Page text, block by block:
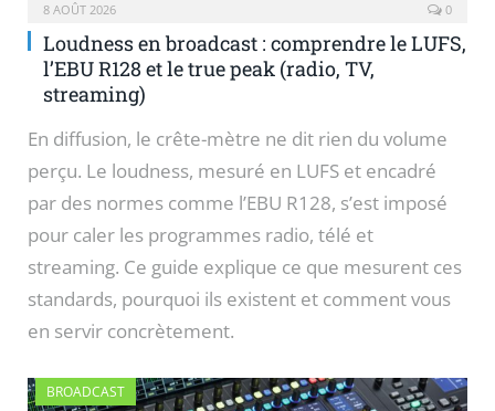
8 AOÛT 2026 0
Loudness en broadcast : comprendre le LUFS,
l’EBU R128 et le true peak (radio, TV,
streaming)
En diffusion, le crête-mètre ne dit rien du volume
perçu. Le loudness, mesuré en LUFS et encadré
par des normes comme l’EBU R128, s’est imposé
pour caler les programmes radio, télé et
streaming. Ce guide explique ce que mesurent ces
standards, pourquoi ils existent et comment vous
en servir concrètement.
BROADCAST